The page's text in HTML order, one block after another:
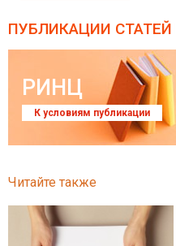
ПУБЛИКАЦИИ СТАТЕЙ
РИНЦ
К условиям публикации
Читайте также